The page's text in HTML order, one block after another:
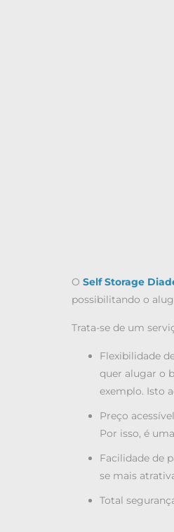
O Self Storage
possibilitando o
Trata-se de um
Flexibilidade
quer alugar o
exemplo. Isto
Preço
Por isso, é
Facilidade de
se mais
Total